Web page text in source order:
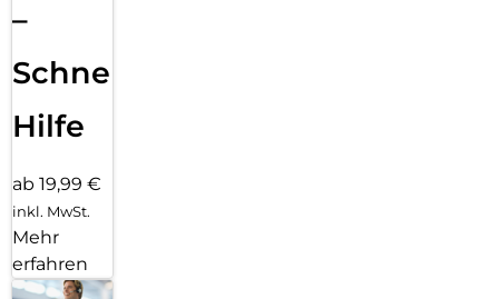
–
Schnelle
Hilfe
ab 19,99 €
inkl. MwSt.
Mehr
erfahren